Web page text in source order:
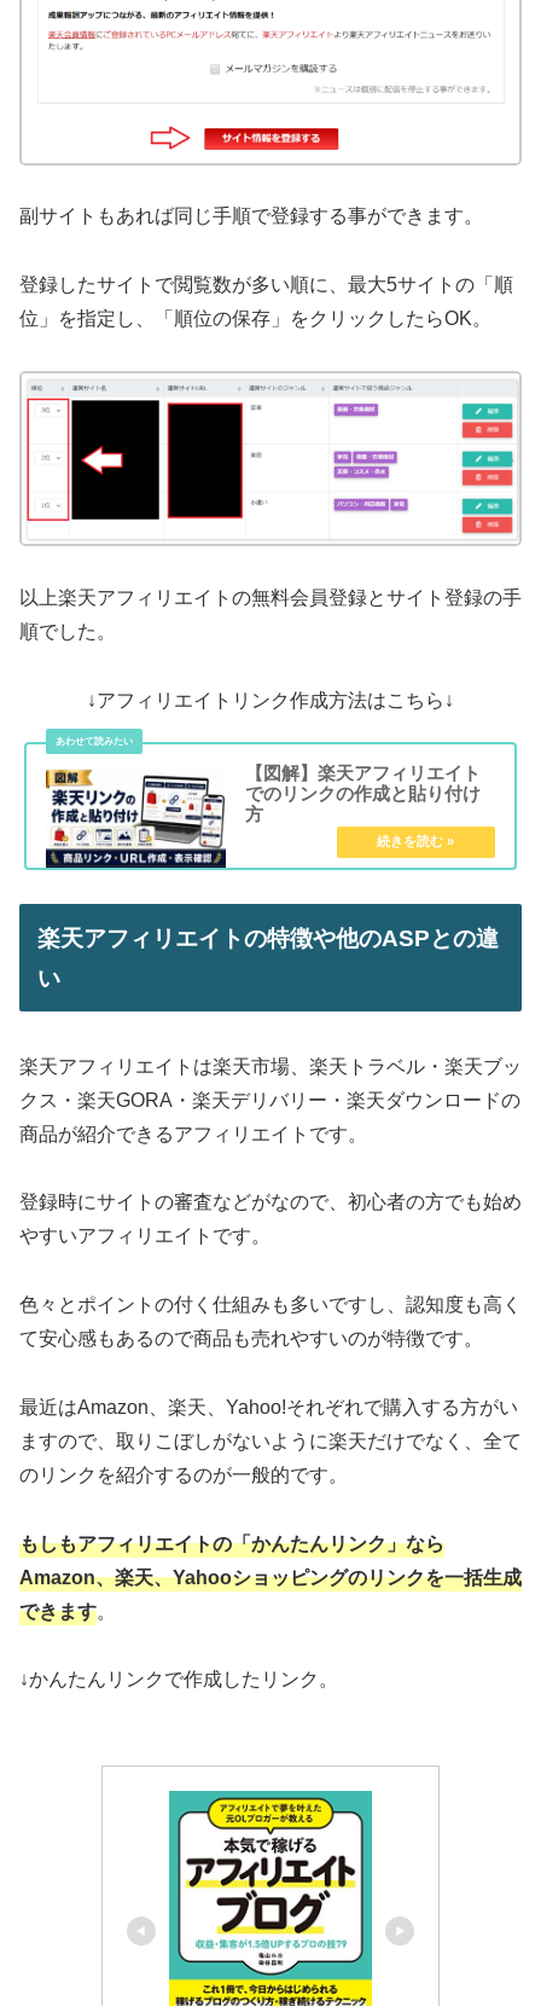
副サイトもあれば同じ手順で登録する事ができます。
登録したサイトで閲覧数が多い順に、最大5サイトの「順
位」を指定し、「順位の保存」をクリックしたらOK。
以上楽天アフィリエイトの無料会員登録とサイト登録の手
順でした。
↓アフィリエイトリンク作成方法はこちら↓
【図解】楽天アフィリエイト
でのリンクの作成と貼り付け
方
楽天アフィリエイトの特徴や他のASPとの違
い
楽天アフィリエイトは楽天市場、楽天トラベル・楽天ブッ
クス・楽天GORA・楽天デリバリー・楽天ダウンロードの
商品が紹介できるアフィリエイトです。
登録時にサイトの審査などがなので、初心者の方でも始め
やすいアフィリエイトです。
色々とポイントの付く仕組みも多いですし、認知度も高く
て安心感もあるので商品も売れやすいのが特徴です。
最近はAmazon、楽天、Yahoo!それぞれで購入する方がい
ますので、取りこぼしがないように楽天だけでなく、全て
のリンクを紹介するのが一般的です。
もしもアフィリエイトの「かんたんリンク」なら
Amazon、楽天、Yahooショッピングのリンクを一括生成
できます。
↓かんたんリンクで作成したリンク。